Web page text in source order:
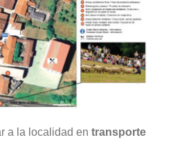
a la localidad en transporte